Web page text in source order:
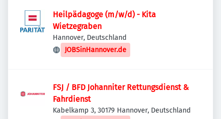
Heilpädagoge (m/w/d) - Kita
Wietzegraben
Hannover, Deutschland
JOBSinHannover.de
FSJ / BFD Johanniter Rettungsdienst &
Fahrdienst
Kabelkamp 3, 30179 Hannover, Deutschland